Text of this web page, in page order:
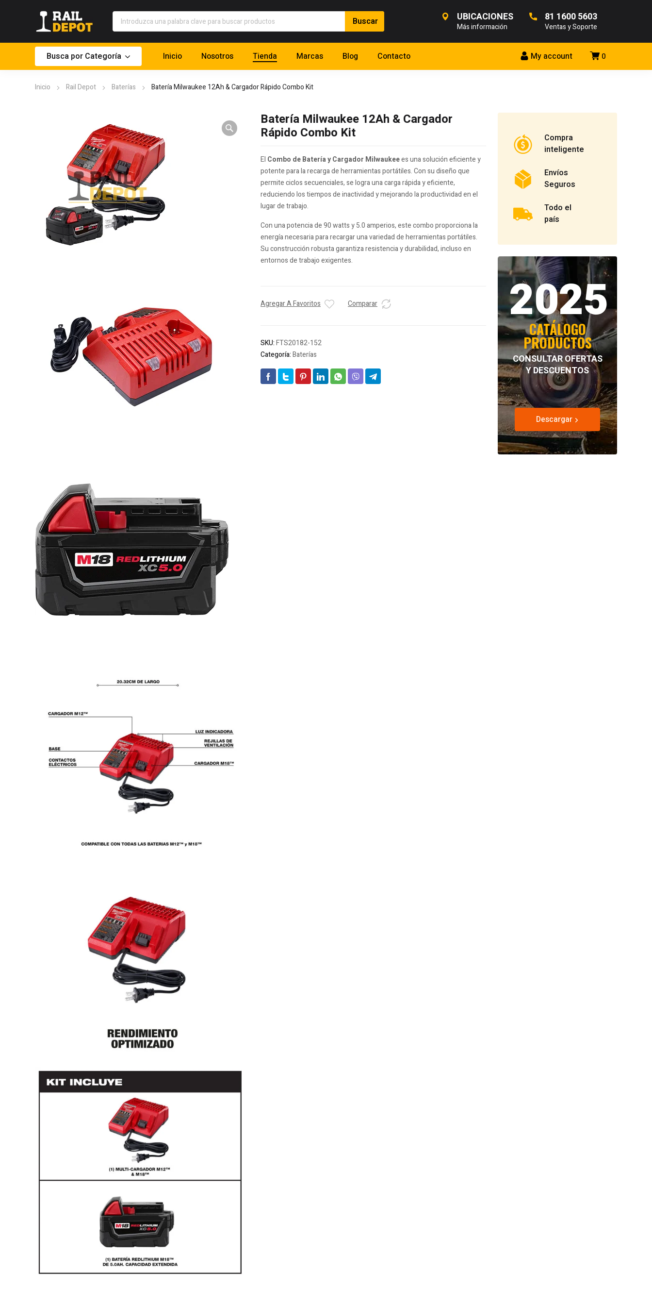
UBICACIONES
Más información
81 1600 5603
Ventas y Soporte
0
My account
Busca por Categoría Inicio Nosotros Tienda Marcas Blog Contacto
Inicio Rail Depot Baterías Batería Milwaukee 12Ah & Cargador Rápido Combo Kit
Batería Milwaukee 12Ah & Cargador
Rápido Combo Kit
El Combo de Batería y Cargador Milwaukeees una solución eficiente y
potente para la recarga de herramientas portátiles. Con su diseño que
permite ciclos secuenciales, se logra una carga rápida y eficiente,
reduciendo los tiempos de inactividad y mejorando la productividad en el
lugar de trabajo.
Con una potencia de 90 watts y 5.0 amperios, este combo proporciona la
energía necesaria para recargar una variedad de herramientas portátiles.
Su construcción robusta garantiza resistencia y durabilidad, incluso en
entornos de trabajo exigentes.
Agregar A Favoritos Comparar
SKU:FTS20182-152
Categoría:Baterías
Compra
inteligente
Envíos
Seguros
Todo el
país
2025
CATÁLOGO
PRODUCTOS
CONSULTAR OFERTAS
Y DESCUENTOS
Descargar